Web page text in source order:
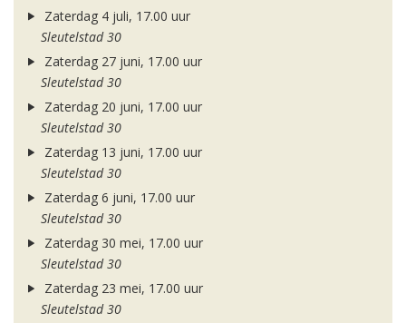
Zaterdag 4 juli, 17.00 uur
Sleutelstad 30
Zaterdag 27 juni, 17.00 uur
Sleutelstad 30
Zaterdag 20 juni, 17.00 uur
Sleutelstad 30
Zaterdag 13 juni, 17.00 uur
Sleutelstad 30
Zaterdag 6 juni, 17.00 uur
Sleutelstad 30
Zaterdag 30 mei, 17.00 uur
Sleutelstad 30
Zaterdag 23 mei, 17.00 uur
Sleutelstad 30